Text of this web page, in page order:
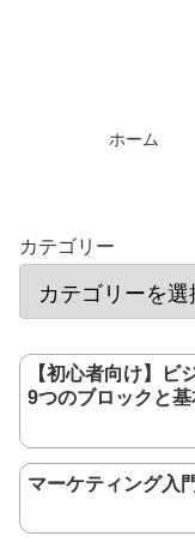
ホーム
カテゴリー
【初心者向け】ビ
9つのブロックと
マーケティング入